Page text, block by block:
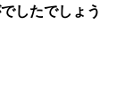
したでしょう